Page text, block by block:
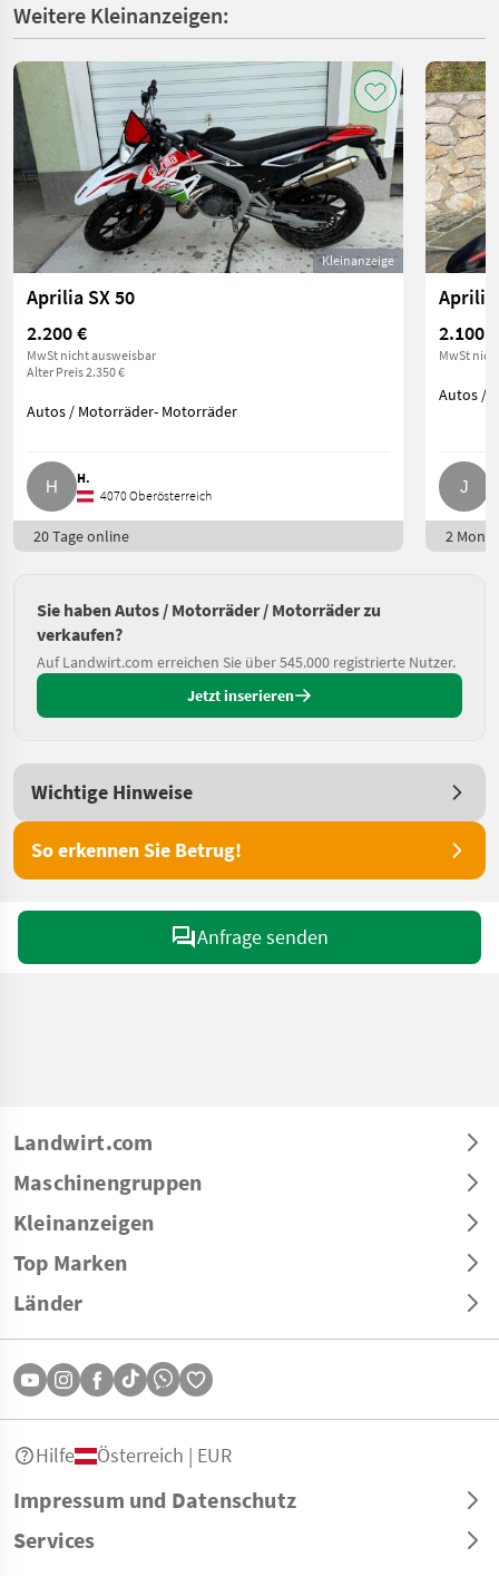
Weitere Kleinanzeigen:
Kleinanzeige
Aprilia SX 50
2.200 €
MwSt nicht ausweisbar
Alter Preis 2.350 €
Autos / Motorräder- Motorräder
H.
4070 Oberösterreich
20 Tage online
Aprilia
2.100 €
MwSt
Autos /
2
Sie haben Autos / Motorräder / Motorräder zu
verkaufen?
Auf Landwirt.com erreichen Sie über 545.000 registrierte Nutzer.
Jetzt inserieren
Wichtige Hinweise
So erkennen Sie Betrug!
Anfrage senden
Landwirt.com
Maschinengruppen
Kleinanzeigen
Top Marken
Länder
Impressum und Datenschutz
Services
Hilfe Österreich | EUR